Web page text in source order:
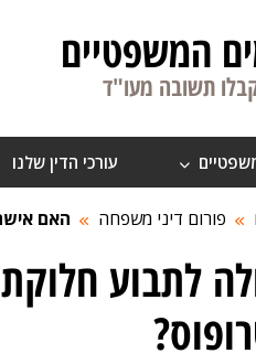
המשפטיים
תשובה מעו"ד
עורכי הדין שלנו
פורום דיני משפחה האם
לתבוע